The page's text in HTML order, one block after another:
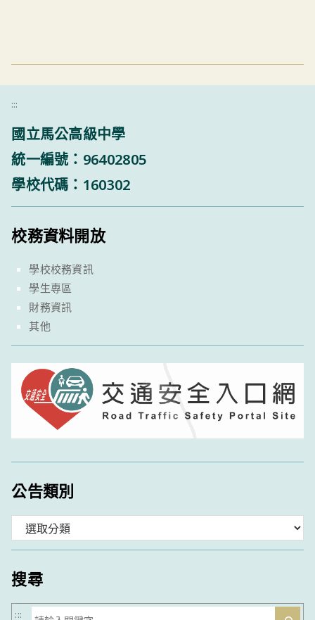
:::
國立馬公高級中學
統一編號：96402805
學校代碼：160302
校務資料開放
學校校務資訊
學生專區
財務資訊
其他
公告類別
類
搜尋
搜
:::